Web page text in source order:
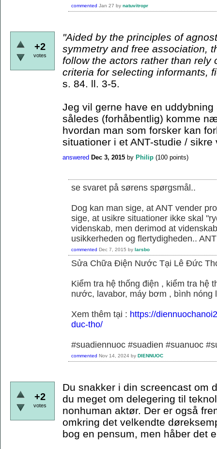
commented Jan 27 by natuvitropr
+2
votes
"Aided by the principles of
symmetry and free association,
follow the actors rather than rely
criteria for selecting informants,
s. 84. ll. 3-5.
Jeg vil gerne have en
således (forhåbentlig) komme
hvordan man som forsker kan
situationer i et ANT-studie /
answered Dec 3, 2015 by Philip (100 points)
se svaret på sørens spørgsmål..
Dog kan man sige, at ANT vender
sige, at usikre situationer ikke skal
videnskab, men derimod at
usikkerheden og flertydigheden..
commented Dec 7, 2015 by larsbo
Sửa Chữa Điện Nước Tại Lê Đức
Kiểm tra hệ thống điện , kiểm tra hệ
nước, lavabor, máy bơm , bình nóng
Xem thêm tại : https://
duc-tho/
#suadiennuoc #suadien #suanuoc
commented Nov 14, 2024 by DIENNUOC
+2
votes
Du snakker i din screencast om
du meget om delegering til
nonhuman aktør. Der er også
omkring det velkendte
bog en pensum, men håber det